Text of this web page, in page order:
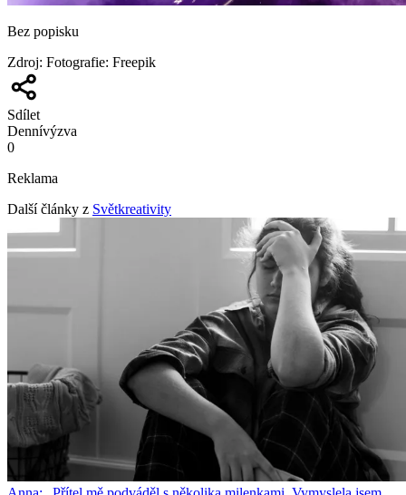
Bez popisku
Zdroj: Fotografie: Freepik
Sdílet
Dennívýzva
0
Reklama
Další články z Světkreativity